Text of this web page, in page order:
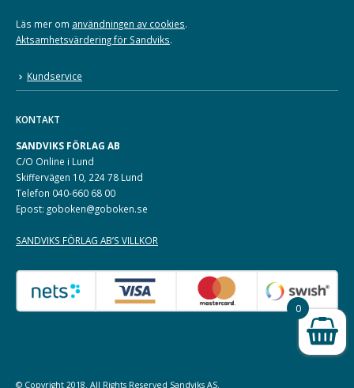
Läs mer om användningen av cookies.
Aktsamhetsvärdering för Sandviks.
Kundservice
KONTAKT
SANDVIKS FÖRLAG AB
C/O Online i Lund
Skiffervägen 10, 224 78 Lund
Telefon 040-660 68 00
Epost: goboken@goboken.se
SANDVIKS FÖRLAG AB’S VILLKOR
© Copyright 2018. All Rights Reserved Sandviks AS.
0